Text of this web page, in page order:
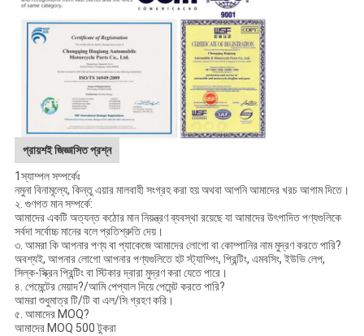
প্রায়শই জিজ্ঞাসিত প্রশ্ন
1স্যাম্পল সম্পর্কেঃ
নমুনা বিনামূল্যে, কিন্তু এয়ার মালবাহী সংগ্রহ করা হয় অথবা আপনি আমাদের খরচ আগাম দিতে।
২. গুণগত মান সম্পর্কে:
আমাদের একটি অত্যন্ত কঠোর মান নিয়ন্ত্রণ ব্যবস্থা রয়েছে যা আমাদের উৎপাদিত পণ্যগুলিকে
সর্বদা সর্বোচ্চ মানের বলে প্রতিশ্রুতি দেয়।
৩. আমরা কি আপনার পণ্য বা প্যাকেজে আমাদের লোগো বা কোম্পানির নাম মুদ্রণ করতে পারি?
অবশ্যই, আপনার লোগো আপনার পণ্যগুলিতে হট স্ট্যাম্পিং, প্রিন্টিং, এমবসিং, ইউভি লেপ,
সিল্ক-স্ক্রিন প্রিন্টিং বা স্টিকার দ্বারা মুদ্রণ করা যেতে পারে।
৪. পেমেন্টের মেয়াদ?/আমি পেপ্যাল দিয়ে পেমেন্ট করতে পারি?
আমরা শুধুমাত্র টি/টি বা এল/সি গ্রহণ করি।
৫. আমাদের MOQ?
আমাদের MOQ 500 টুকরা